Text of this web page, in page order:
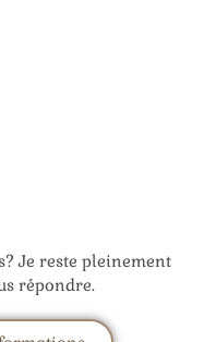
Je reste pleinement
répondre.